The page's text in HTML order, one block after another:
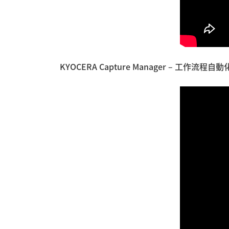
KYOCERA Capture Manager – 工作流程自動